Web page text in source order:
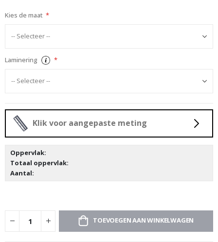
Kies de maat
Laminering
Klik voor aangepaste meting
Oppervlak:
Totaal oppervlak:
Aantal:
TOEVOEGEN AAN WINKELWAGEN